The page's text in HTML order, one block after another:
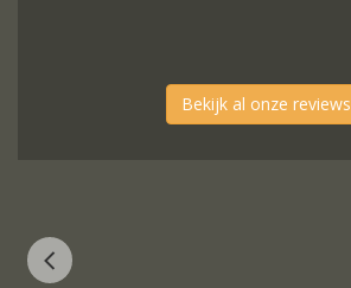
Bekijk al onze reviews